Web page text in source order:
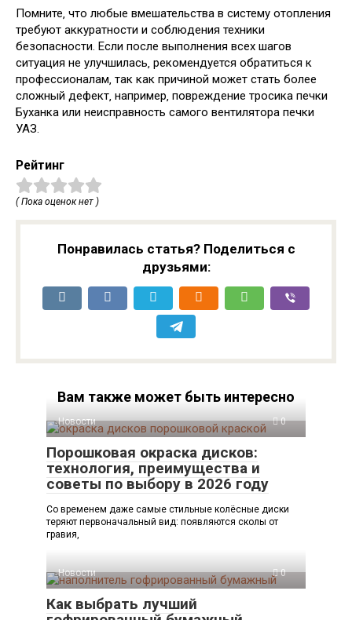
Помните‚ что любые вмешательства в систему отопления
требуют аккуратности и соблюдения техники
безопасности. Если после выполнения всех шагов
ситуация не улучшилась‚ рекомендуется обратиться к
профессионалам‚ так как причиной может стать более
сложный дефект‚ например‚ повреждение тросика печки
Буханка или неисправность самого вентилятора печки
УАЗ.
Рейтинг
( Пока оценок нет )
Понравилась статья? Поделиться с
друзьями:
Вам также может быть интересно
Новости 0
Порошковая окраска дисков:
технология, преимущества и
советы по выбору в 2026 году
Со временем даже самые стильные колёсные диски
теряют первоначальный вид: появляются сколы от
гравия,
Новости 0
Как выбрать лучший